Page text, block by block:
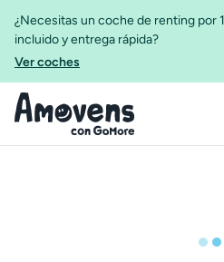
¿Necesitas un coche de renting por
incluido y entrega rápida?
Ver coches